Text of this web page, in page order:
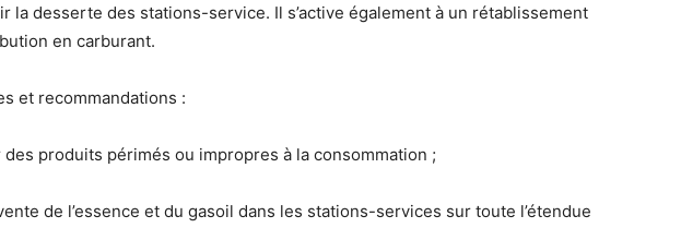
la desserte des stations-service. Il s’active également à un rétablissement
en carburant.
et recommandations :
des produits périmés ou impropres à la consommation ;
de l’essence et du gasoil dans les stations-services sur toute l’étendue